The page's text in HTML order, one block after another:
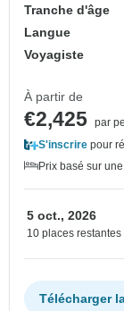
Tranche d'âge
Langue
Voyagiste
À partir de
€2,425 par
S'inscrire pour
Prix basé sur
5 oct., 2026
10 places restantes
Télécharger